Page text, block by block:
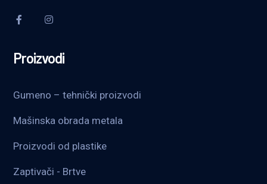
Proizvodi
Gumeno – tehnički proizvodi
Mašinska obrada metala
Proizvodi od plastike
Zaptivači - Brtve